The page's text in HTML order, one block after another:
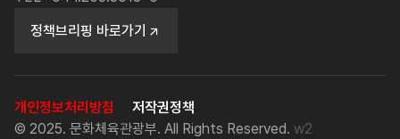
정책브리핑 바로가기
개인정보처리방침
저작권정책
© 2025. 문화체육관광부. All Rights Reserved. w2